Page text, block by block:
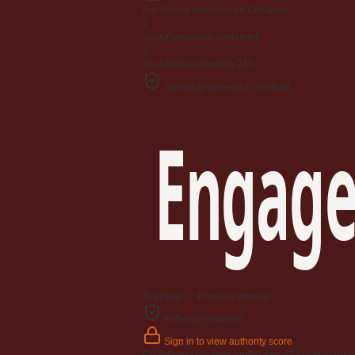
Jangan
03 April 2009
Berkenaan Witir & Tahajjud
20 October 2006
PaySecure checkout on GoDaddy
2
VerifyOwnership confirmed
3
Push Delivered within 24h
GoDaddy-protected checkout
Available — Premium domain
Authority snapshot
Sign in to view authority score